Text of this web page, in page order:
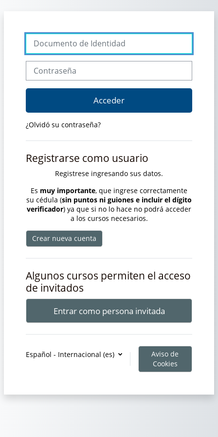
Saltar a creación de una nueva cuenta
Documento de Identidad
Acceder
¿Olvidó su contraseña?
Registrarse como usuario
Registrese ingresando sus datos.
Es muy importante, que ingrese correctamente
su cédula (sin puntos ni guiones e incluir el dígito
verificador) ya que si no lo hace no podrá acceder
a los cursos necesarios.
Crear nueva cuenta
Algunos cursos permiten el acceso
de invitados
Entrar como persona invitada
Español - Internacional ‎(es)‎
Aviso de
Cookies